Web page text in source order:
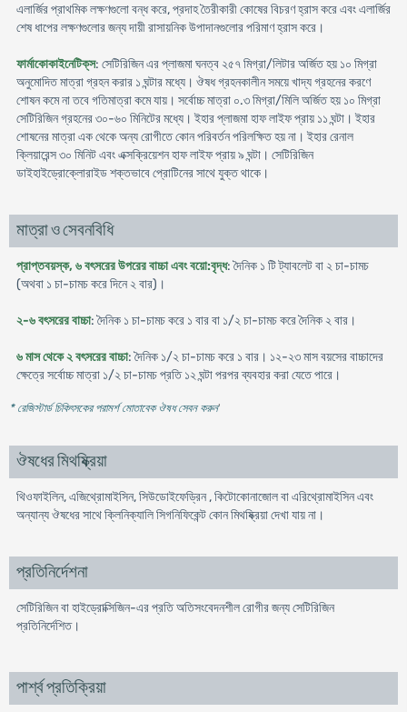
এলার্জির প্রাথমিক লক্ষণগুলো বন্ধ করে, প্রদাহ তৈরীকারী কোষের বিচরণ হ্রাস করে এবং এলার্জির
শেষ ধাপের লক্ষণগুলোর জন্য দায়ী রাসায়নিক উপাদানগুলোর পরিমাণ হ্রাস করে।
ফার্মাকোকাইনেটিক্‌স: সেটিরিজিন এর প্লাজমা ঘনত্ব ২৫৭ মিগ্রা/লিটার অর্জিত হয় ১০ মিগ্রা
অনুমোদিত মাত্রা গ্রহন করার ১ ঘন্টার মধ্যে। ঔষধ গ্রহনকালীন সময়ে খাদ্য গ্রহনের করণে
শোষন কমে না তবে গতিমাত্রা কমে যায়। সর্বোচ্চ মাত্রা ০.৩ মিগ্রা/মিলি অর্জিত হয় ১০ মিগ্রা
সেটিরিজিন গ্রহনের ৩০-৬০ মিনিটের মধ্যে। ইহার প্লাজমা হাফ লাইফ প্রায় ১১ ঘন্টা। ইহার
শোষনের মাত্রা এক থেকে অন্য রোগীতে কোন পরিবর্তন পরিলক্ষিত হয় না। ইহার রেনাল
ক্লিয়ারেন্স ৩০ মিনিট এবং এক্সক্রিয়েশন হাফ লাইফ প্রায় ৯ ঘন্টা। সেটিরিজিন
ডাইহাইড্রোক্লোরাইড শক্তভাবে প্রোটিনের সাথে যুক্ত থাকে।
মাত্রা ও সেবনবিধি
প্রাপ্তবয়স্ক, ৬ বৎসরের উপরের বাচ্চা এবং বয়ো:বৃদ্ধ: দৈনিক ১ টি ট্যাবলেট বা ২ চা-চামচ
(অথবা ১ চা-চামচ করে দিনে ২ বার)।
২-৬ বৎসরের বাচ্চা: দৈনিক ১ চা-চামচ করে ১ বার বা ১/২ চা-চামচ করে দৈনিক ২ বার।
৬ মাস থেকে ২ বৎসরের বাচ্চা: দৈনিক ১/২ চা-চামচ করে ১ বার। ১২-২৩ মাস বয়সের বাচ্চাদের
ক্ষেত্রে সর্বোচ্চ মাত্রা ১/২ চা-চামচ প্রতি ১২ ঘন্টা পরপর ব্যবহার করা যেতে পারে।
* রেজিস্টার্ড চিকিৎসকের পরামর্শ মোতাবেক ঔষধ সেবন করুন'
ঔষধের মিথষ্ক্রিয়া
থিওফাইলিন, এজিথ্রোমাইসিন, সিউডোইফেড্রিন , কিটোকোনাজোল বা এরিথ্রোমাইসিন এবং
অন্যান্য ঔষধের সাথে ক্লিনিক্যালি সিগনিফিকেন্ট কোন মিথষ্ক্রিয়া দেখা যায় না।
প্রতিনির্দেশনা
সেটিরিজিন বা হাইড্রোক্সিজিন-এর প্রতি অতিসংবেদনশীল রোগীর জন্য সেটিরিজিন
প্রতিনির্দেশিত।
পার্শ্ব প্রতিক্রিয়া